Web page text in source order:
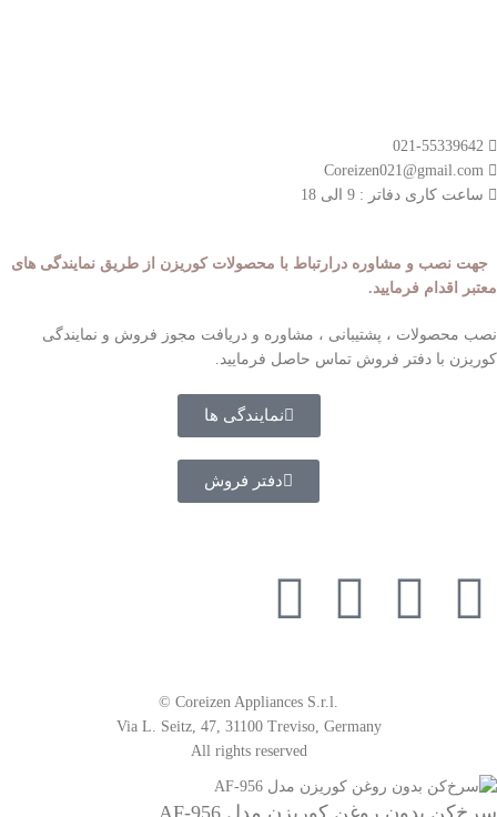
021-55339642
Coreizen021@gmail.com
ساعت کاری دفاتر : 9 الی 18
جهت نصب و مشاوره درارتباط با محصولات کوریزن از طریق نمایندگی های
معتبر اقدام فرمایید.
نصب محصولات ، پشتیبانی ، مشاوره و دریافت مجوز فروش و نمایندگی
کوریزن با دفتر فروش تماس حاصل فرمایید.
نمایندگی ها
دفتر فروش
© Coreizen Appliances S.r.l.
Via L. Seitz, 47, 31100 Treviso, Germany
​​​​​​​All rights reserved